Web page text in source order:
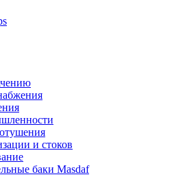
и стоков
баки Masdaf